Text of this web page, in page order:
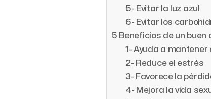
5- Evitar la luz azul
6- Evitar los
5 Beneficios de un
1- Ayuda a mantener
2- Reduce el estrés
3- Favorece la
4- Mejora la vida